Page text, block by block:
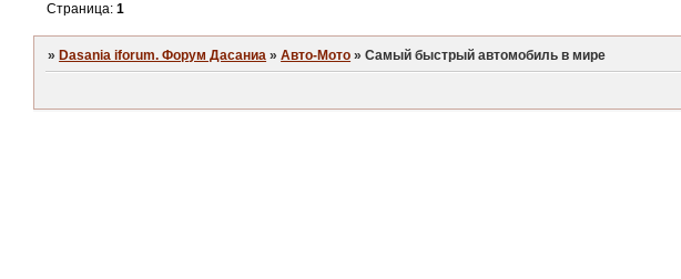
Страница:1
»Dasania iforum. Форум Дасаниа »Авто-Мото »Самый быстрый автомобиль в мире